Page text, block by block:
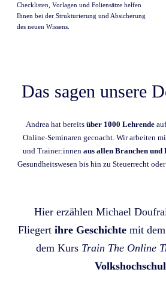
Checklisten, Vorlagen und Foliensätze helfen
Ihnen bei der Strukturierung und Absicherung
des neuen Wissens.
Das sagen unsere
Andrea hat bereits über 1000 Lehrende
Online-Seminaren gecoacht. Wir arbeiten
und Trainer:innen aus allen Branchen und
Gesundheitswesen bis hin zu Steuerrecht
Hier erzählen Michael
Fliegert ihre Geschichtemit dem
dem Kurs Train The Online